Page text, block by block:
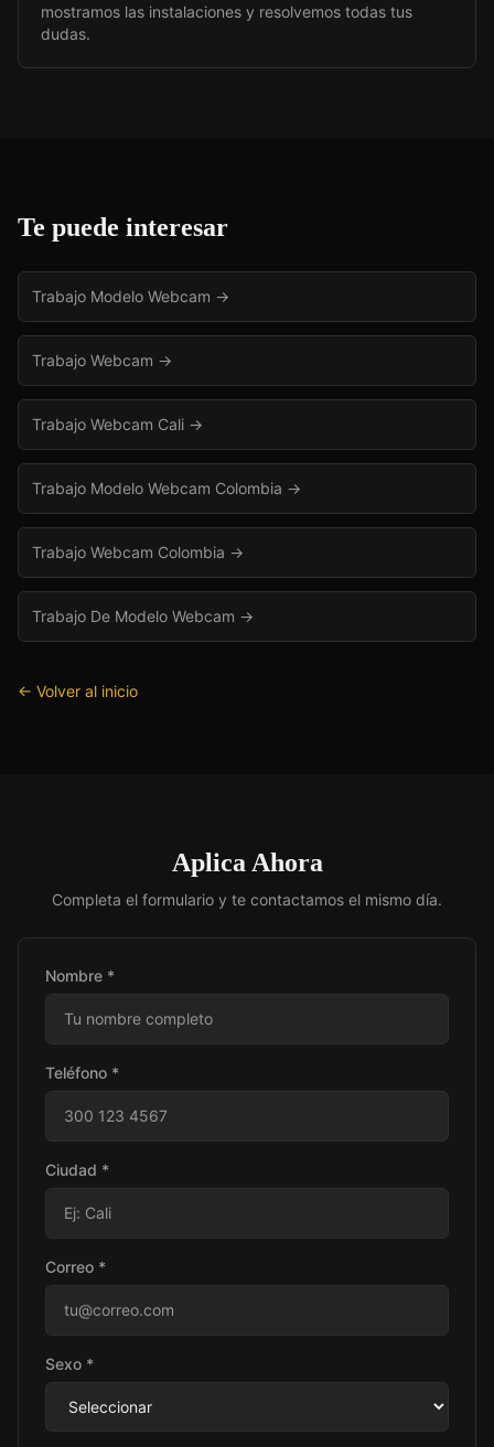
mostramos las instalaciones y resolvemos todas tus
dudas.
Te puede interesar
Trabajo Modelo Webcam →
Trabajo Webcam →
Trabajo Webcam Cali →
Trabajo Modelo Webcam Colombia →
Trabajo Webcam Colombia →
Trabajo De Modelo Webcam →
← Volver al inicio
Aplica Ahora
Completa el formulario y te contactamos el mismo día.
Nombre *
Teléfono *
Ciudad *
Correo *
Sexo *